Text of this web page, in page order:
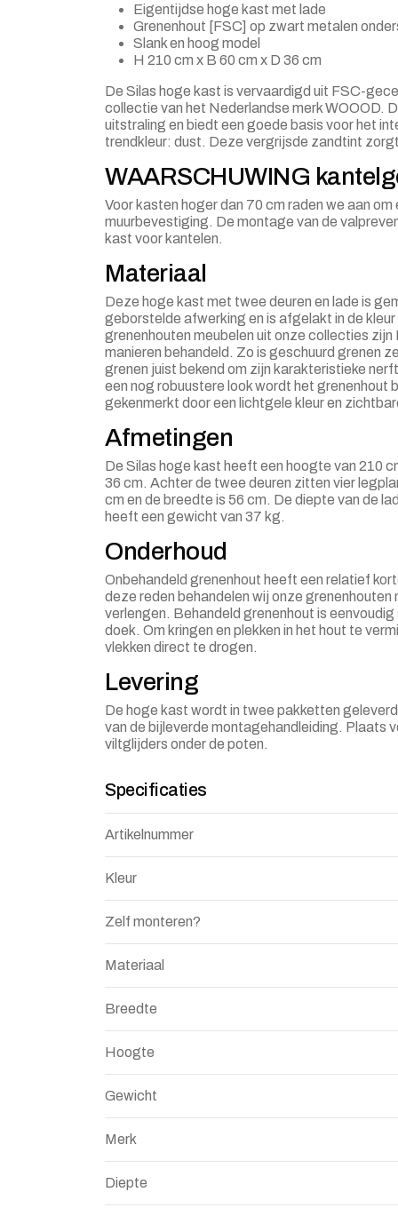
Eigentijdse hoge kast met lade
Grenenhout [FSC] op zwart metalen
Slank en hoog model
H 210 cm x B 60 cm x D 36 cm
De Silas hoge kast is vervaardigd uit FSC-
collectie van het Nederlandse merk WOOOD.
uitstraling en biedt een goede basis voor het
trendkleur: dust. Deze vergrijsde zandtint
WAARSCHUWING
Voor kasten hoger dan 70 cm raden we aan
muurbevestiging. De montage van de
kast voor kantelen.
Materiaal
Deze hoge kast met twee deuren en lade is
geborstelde afwerking en is afgelakt in de
grenenhouten meubelen uit onze collecties
manieren behandeld. Zo is geschuurd grenen
grenen juist bekend om zijn karakteristieke
een nog robuustere look wordt het grenenhout
gekenmerkt door een lichtgele kleur en
Afmetingen
De Silas hoge kast heeft een hoogte van 210
36 cm. Achter de twee deuren zitten vier
cm en de breedte is 56 cm. De diepte van de
heeft een gewicht van 37 kg.
Onderhoud
Onbehandeld grenenhout heeft een relatief
deze reden behandelen wij onze grenenhouten
verlengen. Behandeld grenenhout is
doek. Om kringen en plekken in het hout te
vlekken direct te drogen.
Levering
De hoge kast wordt in twee pakketten
van de bijleverde montagehandleiding. Plaats
viltglijders onder de poten.
Specificaties
Artikelnummer
Kleur
Zelf monteren?
Materiaal
Breedte
Hoogte
Gewicht
Merk
Diepte